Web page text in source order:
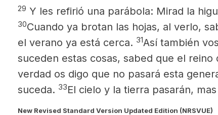
29 Y les refirió una parábola: Mirad la
30Cuando ya brotan las hojas, al verlo,
el verano ya está cerca. 31Así también
suceden estas cosas, sabed que el reino
verdad os digo que no pasará esta
suceda. 33El cielo y la tierra pasarán,
New Revised Standard Version Updated Edition (NRSVUE)